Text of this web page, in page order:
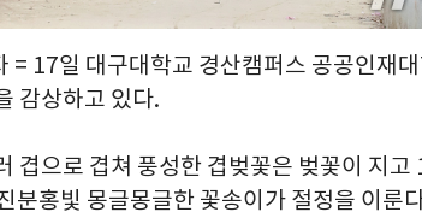
= 17일 대구대학교 경산캠퍼스 공공인재
감상하고 있다.
겹으로 겹쳐 풍성한 겹벚꽃은 벚꽃이 지고
분홍빛 몽글몽글한 꽃송이가 절정을 이